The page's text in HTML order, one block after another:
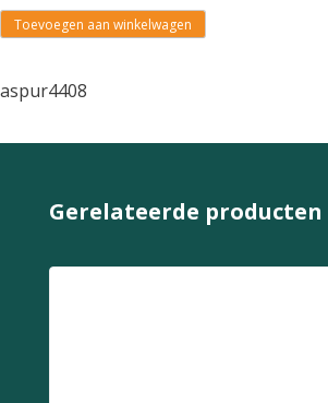
Toevoegen aan winkelwagen
aspur4408
Gerelateerde producten